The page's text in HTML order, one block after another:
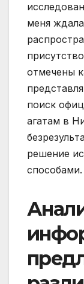
меня
отмечены
поиск
агатам в
решение
способами.